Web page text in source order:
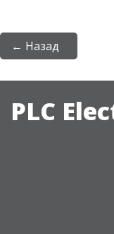
← Назад
PLC